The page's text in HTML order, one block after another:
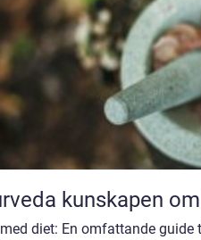
Ayurveda
diet: En omfattande